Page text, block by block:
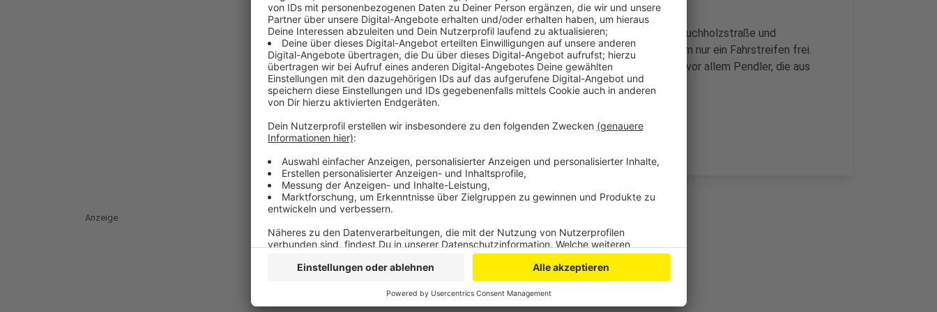
Deswegen ist zwischen den Einmündungen Moses-Heß-Straße/Buchholzstraße und
Dünnwalder Kommunalweg/Stammheimer Ring in Köln-Stammheim nur ein Fahrstreifen frei.
Betroffen ist die Fahrtrichtung Leverkusen – betroffen sind also vor allem Pendler, die aus
Köln zurück in unsere Stadt wollen.
Anzeige